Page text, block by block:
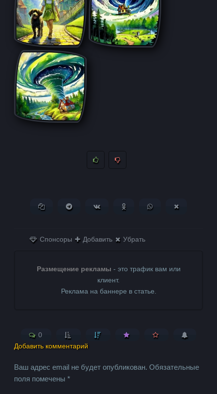
Копировать ссылкуПоделиться в Telegram
Поделиться ВКонтактеПоделиться в
Поделиться в
Спонсоры Добавить Убрать
Размещение рекламы - это трафик вам или
клиент.
Реклама на баннере в статье.
0
Добавить комментарий
Ваш адрес email не будет опубликован. Обязательные
поля помечены*